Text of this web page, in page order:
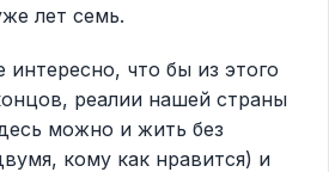
лет семь.
что бы из этого
реалии нашей страны
можно и жить без
кому как нравится) и